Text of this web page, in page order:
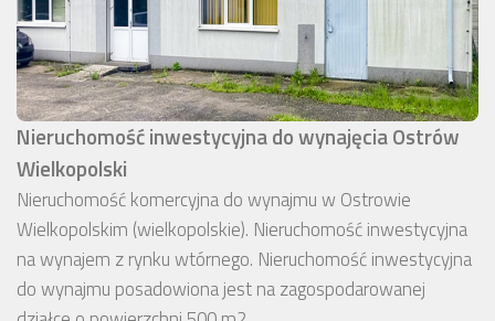
Nieruchomość inwestycyjna do wynajęcia Ostrów
Wielkopolski
Nieruchomość komercyjna do wynajmu w Ostrowie
Wielkopolskim (wielkopolskie). Nieruchomość inwestycyjna
na wynajem z rynku wtórnego. Nieruchomość inwestycyjna
do wynajmu posadowiona jest na zagospodarowanej